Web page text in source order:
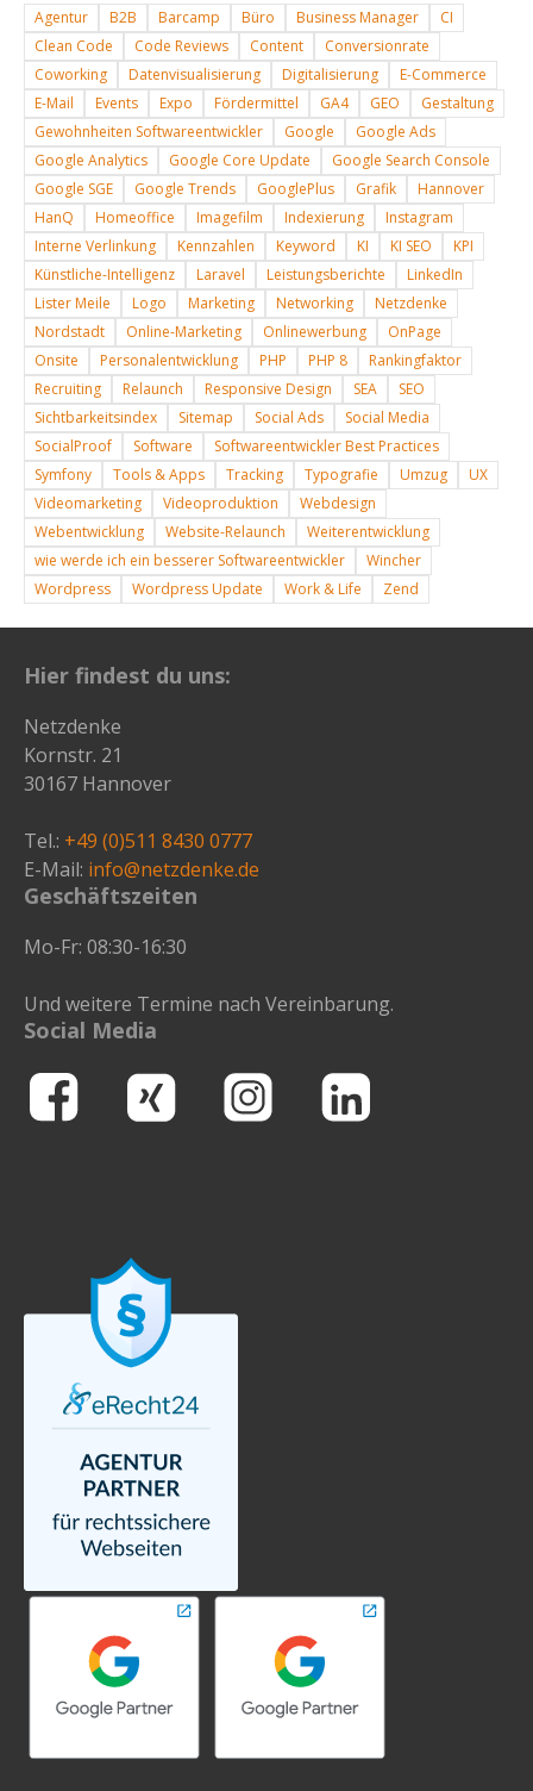
Agentur B2B Barcamp Büro Business Manager
CI
Clean Code
Code Reviews Content
Conversionrate
Coworking
Datenvisualisierung Digitalisierung
E-Commerce
E-Mail
Events Expo Fördermittel GA4 GEO
Gestaltung
Gewohnheiten Softwareentwickler
Google
Google Ads
Google Analytics
Google Core Update
Google Search Console
Google SGE
Google Trends GooglePlus Grafik
Hannover
HanQ
Homeoffice Imagefilm Indexierung
Instagram
Interne Verlinkung
Kennzahlen Keyword KI KI SEO
KPI
Künstliche-Intelligenz
Laravel Leistungsberichte
LinkedIn
Lister Meile
Logo Marketing Networking
Netzdenke
Nordstadt
Online-Marketing Onlinewerbung
OnPage
Onsite
Personalentwicklung PHP PHP 8
Rankingfaktor
Recruiting
Relaunch Responsive Design SEA
SEO
Sichtbarkeitsindex
Sitemap Social Ads
Social Media
SocialProof
Software
Softwareentwickler Best Practices
Symfony
Tools & Apps Tracking Typografie Umzug
UX
Videomarketing
Videoproduktion
Webdesign
Webentwicklung
Website-Relaunch
Weiterentwicklung
wie werde ich ein besserer Softwareentwickler
Wincher
Wordpress
Wordpress Update Work & Life Zend
Hier findest du uns:
Netzdenke
Kornstr. 21
30167 Hannover
Tel.: +49 (0)511 8430 0777
E-Mail: info@netzdenke.de
Geschäftszeiten
Mo-Fr: 08:30-16:30
Und weitere Termine nach Vereinbarung.
Social Media